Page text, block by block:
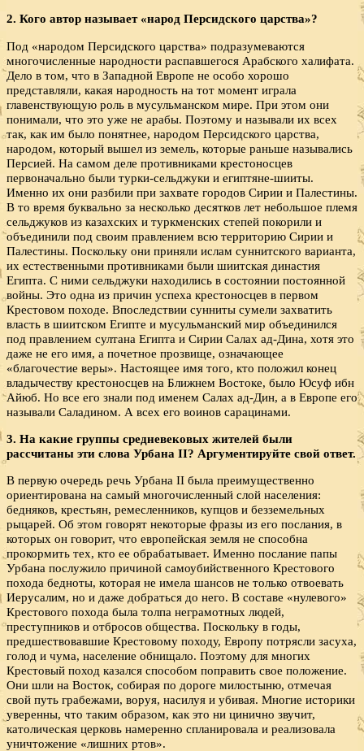
2. Кого автор называет «народ Персидского царства»?
Под «народом Персидского царства» подразумеваются
многочисленные народности распавшегося Арабского халифата.
Дело в том, что в Западной Европе не особо хорошо
представляли, какая народность на тот момент играла
главенствующую роль в мусульманском мире. При этом они
понимали, что это уже не арабы. Поэтому и называли их всех
так, как им было понятнее, народом Персидского царства,
народом, который вышел из земель, которые раньше назывались
Персией. На самом деле противниками крестоносцев
первоначально были турки-сельджуки и египтяне-шииты.
Именно их они разбили при захвате городов Сирии и Палестины.
В то время буквально за несколько десятков лет небольшое племя
сельджуков из казахских и туркменских степей покорили и
объединили под своим правлением всю территорию Сирии и
Палестины. Поскольку они приняли ислам суннитского варианта,
их естественными противниками были шиитская династия
Египта. С ними сельджуки находились в состоянии постоянной
войны. Это одна из причин успеха крестоносцев в первом
Крестовом походе. Впоследствии сунниты сумели захватить
власть в шиитском Египте и мусульманский мир объединился
под правлением султана Египта и Сирии Салах ад-Дина, хотя это
даже не его имя, а почетное прозвище, означающее
«благочестие веры». Настоящее имя того, кто положил конец
владычеству крестоносцев на Ближнем Востоке, было Юсуф ибн
Айюб. Но все его знали под именем Салах ад-Дин, а в Европе его
называли Саладином. А всех его воинов сарацинами.
3. На какие группы средневековых жителей были
рассчитаны эти слова Урбана II? Аргументируйте свой ответ.
В первую очередь речь Урбана II была преимущественно
ориентирована на самый многочисленный слой населения:
бедняков, крестьян, ремесленников, купцов и безземельных
рыцарей. Об этом говорят некоторые фразы из его послания, в
которых он говорит, что европейская земля не способна
прокормить тех, кто ее обрабатывает. Именно послание папы
Урбана послужило причиной самоубийственного Крестового
похода бедноты, которая не имела шансов не только отвоевать
Иерусалим, но и даже добраться до него. В составе «нулевого»
Крестового похода была толпа неграмотных людей,
преступников и отбросов общества. Поскольку в годы,
предшествовавшие Крестовому походу, Европу потрясли засуха,
голод и чума, население обнищало. Поэтому для многих
Крестовый поход казался способом поправить свое положение.
Они шли на Восток, собирая по дороге милостыню, отмечая
свой путь грабежами, воруя, насилуя и убивая. Многие историки
уверенны, что таким образом, как это ни цинично звучит,
католическая церковь намеренно спланировала и реализовала
уничтожение «лишних ртов».